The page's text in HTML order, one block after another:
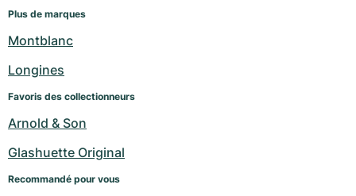
Plus de marques
Montblanc
Longines
Favoris des collectionneurs
Arnold & Son
Glashuette Original
Recommandé pour vous